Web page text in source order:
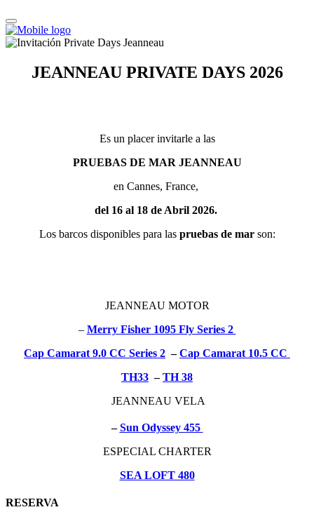
JEANNEAU PRIVATE DAYS 2026
Es un placer invitarle a las
PRUEBAS DE MAR JEANNEAU
en Cannes, France,
del 16 al 18 de Abril 2026.
Los barcos disponibles para las pruebas de marson:
JEANNEAU MOTOR
– Merry Fisher 1095 Fly Series 2
Cap Camarat 9.0 CC Series 2 –Cap Camarat 10.5 CC
TH33 –TH 38
JEANNEAU VELA
–Sun Odyssey 455
ESPECIAL CHARTER
SEA LOFT 480
RESERVA